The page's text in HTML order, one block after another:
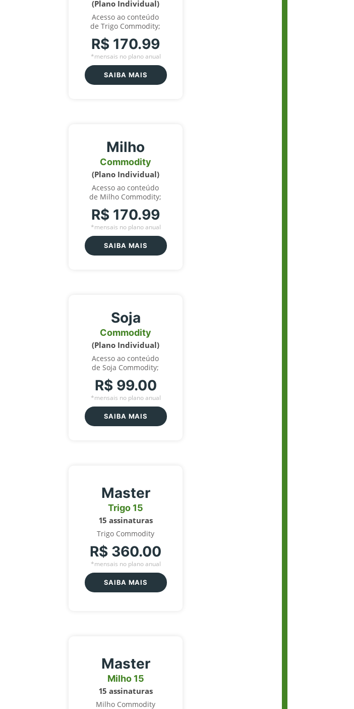
(Plano Individual)
Acesso ao conteúdo
de Trigo Commodity;
R$ 170.99
*mensais no plano anual
SAIBA MAIS
Milho
Commodity
(Plano Individual)
Acesso ao conteúdo
de Milho Commodity;
R$ 170.99
*mensais no plano anual
SAIBA MAIS
Soja
Commodity
(Plano Individual)
Acesso ao conteúdo
de Soja Commodity;
R$ 99.00
*mensais no plano anual
SAIBA MAIS
Master
Trigo 15
15 assinaturas
Trigo Commodity
R$ 360.00
*mensais no plano anual
SAIBA MAIS
Master
Milho 15
15 assinaturas
Milho Commodity